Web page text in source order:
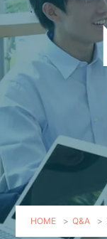
HOME > Q&A >